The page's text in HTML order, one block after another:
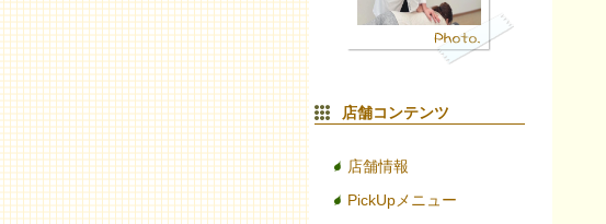
店舗コンテンツ
店舗情報
PickUpメニュー